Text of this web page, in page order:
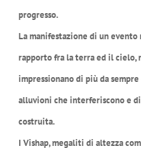
progresso.
La manifestazione di un
rapporto fra la terra ed il cielo,
impressionano di più da
alluvioni che interferiscono e
costruita.
I Vishap, megaliti di altezza